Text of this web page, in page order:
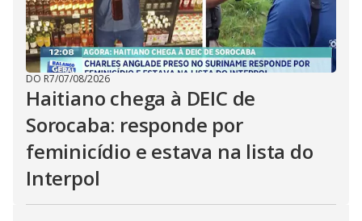
DO R7/07/08/2026
Haitiano chega à DEIC de
Sorocaba: responde por
feminicídio e estava na lista do
Interpol